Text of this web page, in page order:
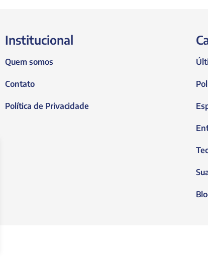
Institucional
Quem somos
Contato
Política de Privacidade